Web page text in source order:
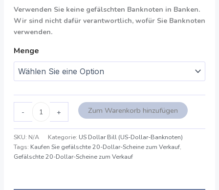
Verwenden Sie keine gefälschten Banknoten in Banken.
Wir sind nicht dafür verantwortlich, wofür Sie Banknoten
verwenden.
Menge
- + Zum Warenkorb hinzufügen
SKU: N/A Kategorie: US Dollar Bill (US-Dollar-Banknoten)
Tags: Kaufen Sie gefälschte 20-Dollar-Scheine zum Verkauf,
Gefälschte 20-Dollar-Scheine zum Verkauf